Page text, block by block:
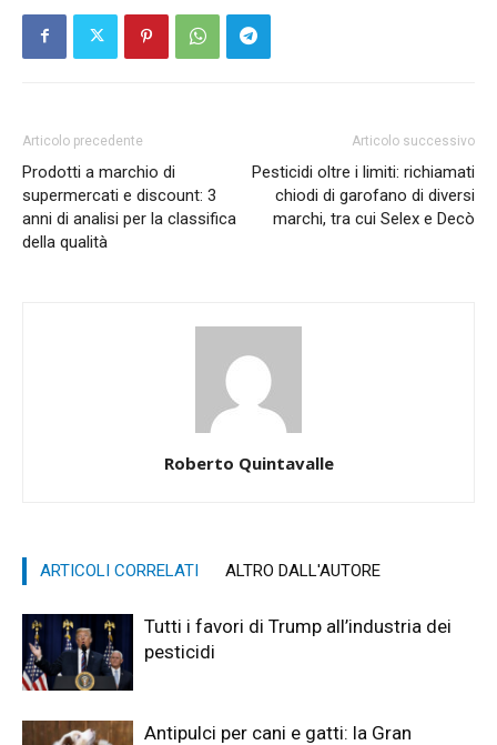
Articolo precedente
Prodotti a marchio di
supermercati e discount: 3
anni di analisi per la classifica
della qualità
Articolo successivo
Pesticidi oltre i limiti: richiamati
chiodi di garofano di diversi
marchi, tra cui Selex e Decò
Roberto Quintavalle
ARTICOLI CORRELATI ALTRO DALL'AUTORE
Tutti i favori di Trump all’industria dei
pesticidi
Antipulci per cani e gatti: la Gran